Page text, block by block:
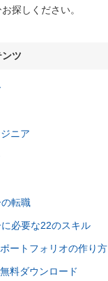
探しください。
ツ
ニア
転職
必要な22のスキル
ートフォリオの作り方
料ダウンロード